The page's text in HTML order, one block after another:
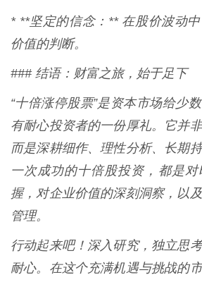
* **坚定的信念：** 在股价波动
价值的判断。
### 结语：财富之旅，始于足下
“十倍涨停股票”是资本市场给少
有耐心投资者的一份厚礼。它并
而是深耕细作、理性分析、长期
一次成功的十倍股投资，都是
握，对企业价值的深刻洞察，以
管理。
行动起来吧！深入研究，独立思
耐心。在这个充满机遇与挑战的